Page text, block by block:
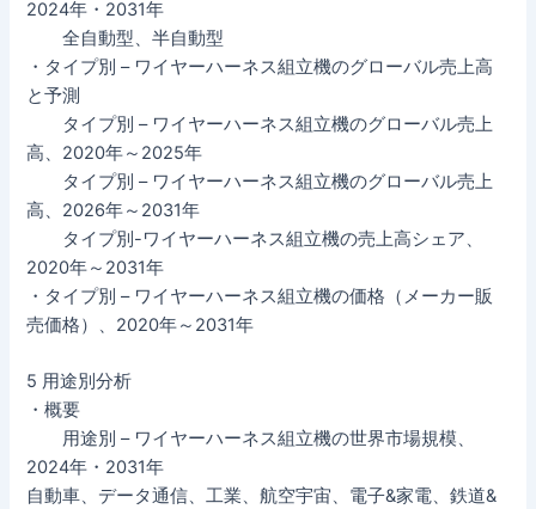
2024年・2031年
全自動型、半自動型
・タイプ別 – ワイヤーハーネス組立機のグローバル売上高
と予測
タイプ別 – ワイヤーハーネス組立機のグローバル売上
高、2020年～2025年
タイプ別 – ワイヤーハーネス組立機のグローバル売上
高、2026年～2031年
タイプ別-ワイヤーハーネス組立機の売上高シェア、
2020年～2031年
・タイプ別 – ワイヤーハーネス組立機の価格（メーカー販
売価格）、2020年～2031年
5 用途別分析
・概要
用途別 – ワイヤーハーネス組立機の世界市場規模、
2024年・2031年
自動車、データ通信、工業、航空宇宙、電子&家電、鉄道&